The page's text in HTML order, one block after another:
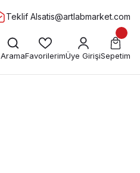
Teklif Alsatis@artlabmarket.com
AramaFavorilerimÜye GirişiSepetim